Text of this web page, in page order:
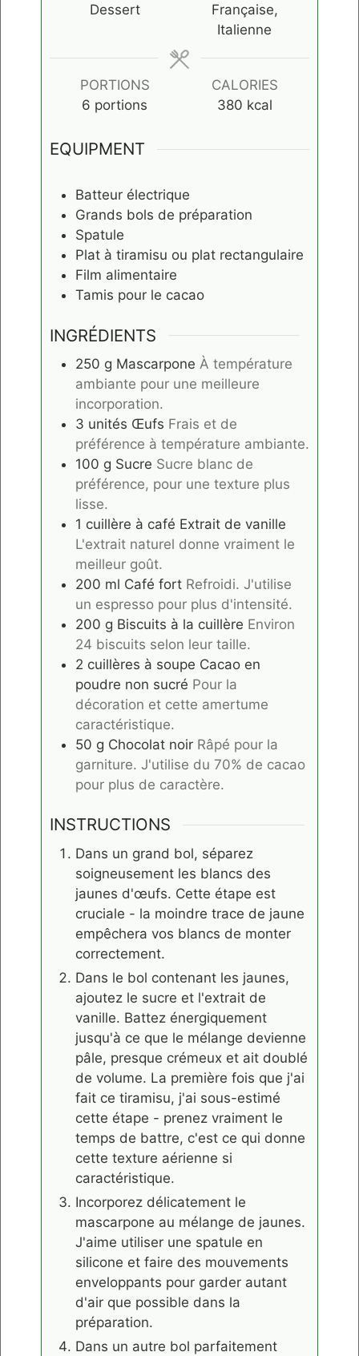
Dessert
Française,
Italienne
PORTIONS
6 portions
CALORIES
380 kcal
EQUIPMENT
Batteur électrique
Grands bols de préparation
Spatule
Plat à tiramisu ou plat rectangulaire
Film alimentaire
Tamis pour le cacao
INGRÉDIENTS
250 g Mascarpone À température
ambiante pour une meilleure
incorporation.
3 unités Œufs Frais et de
préférence à température ambiante.
100 g Sucre Sucre blanc de
préférence, pour une texture plus
lisse.
1 cuillère à café Extrait de vanille
L'extrait naturel donne vraiment le
meilleur goût.
200 ml Café fort Refroidi. J'utilise
un espresso pour plus d'intensité.
200 g Biscuits à la cuillère Environ
24 biscuits selon leur taille.
2 cuillères à soupe Cacao en
poudre non sucré Pour la
décoration et cette amertume
caractéristique.
50 g Chocolat noir Râpé pour la
garniture. J'utilise du 70% de cacao
pour plus de caractère.
INSTRUCTIONS
Dans un grand bol, séparez
soigneusement les blancs des
jaunes d'œufs. Cette étape est
cruciale - la moindre trace de jaune
empêchera vos blancs de monter
correctement.
Dans le bol contenant les jaunes,
ajoutez le sucre et l'extrait de
vanille. Battez énergiquement
jusqu'à ce que le mélange devienne
pâle, presque crémeux et ait doublé
de volume. La première fois que j'ai
fait ce tiramisu, j'ai sous-estimé
cette étape - prenez vraiment le
temps de battre, c'est ce qui donne
cette texture aérienne si
caractéristique.
Incorporez délicatement le
mascarpone au mélange de jaunes.
J'aime utiliser une spatule en
silicone et faire des mouvements
enveloppants pour garder autant
d'air que possible dans la
préparation.
Dans un autre bol parfaitement